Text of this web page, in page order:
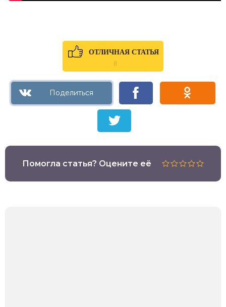
ОТЛИЧНАЯ СТАТЬЯ
0
Помогла статья? Оцените её